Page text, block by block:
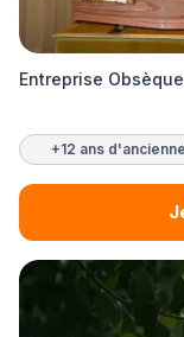
Entreprise
+12 ans